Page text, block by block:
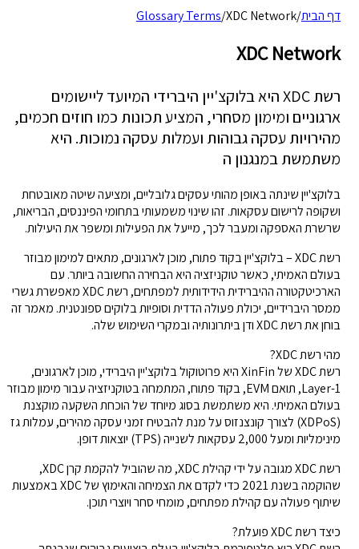
דף הבית/
Glossary Terms/XDC Network
XDC Network
רשת XDC היא בלוקצ'יין היברידי המיועד ליישומים
ארגוניים ומימון מסחרי, המציע תכונות כמו חוזים חכמים,
מהירויות עסקה גבוהות ועמלות עסקה נמוכות. היא
משתמשת במנגנון ה
בלוקצ'יין שינתה באופן מהותי עסקים גלובליים, ומציעה שיטה מאובטחת
ושקופה לרישום עסקאות. זהו שינוי משמעותי בתחומי הפיננסים, הבריאות,
שרשרת האספקה ומעבר לכך, מייעל את הפעילות ומשפר את היעילות.
רשת XDC – בלוקצ'יין בקוד פתוח, מוכן לארגונים, מתאים למימון מבוזר
בעולם האמיתי, כאשר טוקניזציה היא הבחירה החשובה ביותר. עם
הארכיטקטורה ההיברידית הידידותית למפתחים, רשת XDC מאפשרת גשרי
ממסר היברידיים, יכולת פעולה הדדית וסופיות בלוקים ספונטנית. מאמר זה
בוחן את רשת XDC ודן ביתרונותיה ובמקרי השימוש שלה.
מהי רשת XDC?
רשת XDC של XinFin היא פרוטוקול בלוקצ'יין היברידי, מוכן לארגונים,
Layer-1, תואם EVM, בקוד פתוח, המתמחה בטוקניזציה עבור מימון מבוזר
בעולם האמיתי. היא משתמשת בסוג מיוחד של הוכחת השקעה מוקצנת
(XDPoS) לצורך קונצנזוס על מנת להבטיח זמני עסקה מהירים, עמלות גז
מינימליות ומעל 2,000 עסקאות לשנייה (TPS) יוצאות דופן.
רשת XDC מגובה על ידי קהילת XDC, מה שהוביל להקמת קרן XDC,
שהוקמה בשנת 2021 כדי לקדם את הצמיחה והאימוץ של XDC באמצעות
שיתוף פעולה עם קהילת מפתחים, מומחי סחר ויוצרי תוכן.
כיצד רשת XDC פועלת?